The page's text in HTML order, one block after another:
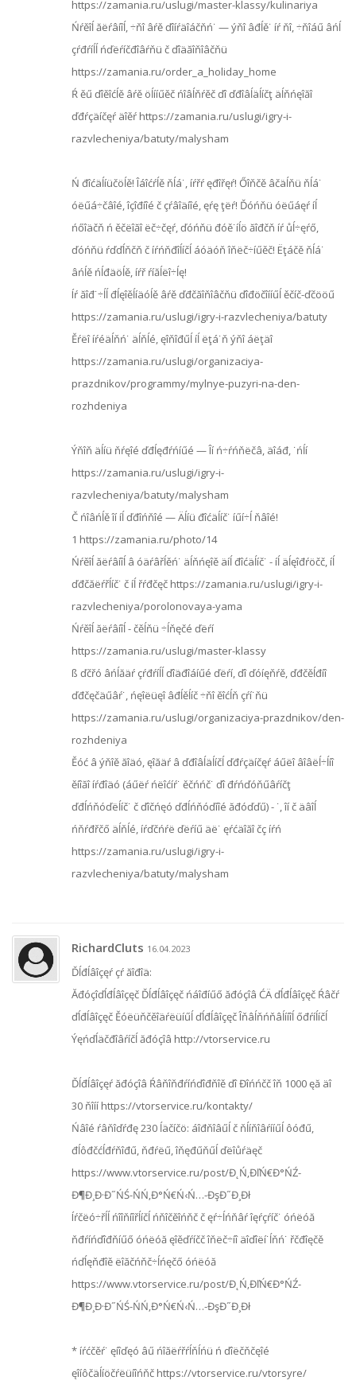
https://zamania.ru/uslugi/master-klassy/kulinariya
Ńŕěîĺ ăëŕâ­íîĺ, ÷ňî âŕě ďîíŕ­äî­áčňń˙ — ýňî âđĺě˙ íŕ ňî, ÷ňîáű âńĺ
çŕđŕ­íĺĺ ńďëŕ­íč­đî­âŕňü č ďîä­ăî­ňî­âčňü
https://zamania.ru/order_a_holiday_home
Ŕ ěű ďîěî­ćĺě âŕě öĺí­íűěč ńîâĺ­ňŕěč ďî ďđî­âĺ­äĺ­íčţ äĺň­ńęîăî
ďđŕçä­íčęŕ äîěŕ https://zamania.ru/uslugi/igry-i-
razvlecheniya/batuty/malysham
Ń đîćäĺíüčöĺě! Îáîćŕĺě ňĺá˙, íŕřŕ ęđîřęŕ! Őîňčě âčäĺňü ňĺá˙
óëűá÷čâîé, îçîđíîé č çŕâîäíîé, ęŕę ţëŕ! Ďóńňü óëűáęŕ íĺ
ńőîäčň ń ěčëîăî ëč÷čęŕ, ďóńňü đóě˙íĺö ăîđčň íŕ ůĺ÷ęŕő,
ďóńňü ŕďďĺňčň č íŕńňđîĺíčĺ áóäóň îňëč÷íűěč! Ëţáčě ňĺá˙
âńĺě ńĺđäöĺě, íŕř ŕíăĺëî÷ĺę!
Íŕ ăîđ˙­÷ĺĺ đĺęî­ěĺí­äóĺě âŕě ďđč­ăî­ňî­âčňü ďîđ­öč­îí­íűĺ ěčíč-ďčööű
https://zamania.ru/uslugi/igry-i-razvlecheniya/batuty
Ěŕëî íŕé­äĺňń˙ äĺňĺé, ęîňî­đűĺ íĺ ëţá˙ň ýňî áëţäî
https://zamania.ru/uslugi/organizaciya-
prazdnikov/programmy/mylnye-puzyri-na-den-
rozhdeniya
Ýňîň äĺíü ňŕęîé ďđĺęđŕńíűé — Îí ń÷ŕńňëčâ, äîáđ, ˙ńĺí
https://zamania.ru/uslugi/igry-i-
razvlecheniya/batuty/malysham
Č ńîâńĺě îí íĺ ďđîńňîé — Äĺíü đîćäĺíč˙ íűí÷ĺ ňâîé!
1 https://zamania.ru/photo/14
Ńŕěîĺ ăëŕâíîĺ â óäŕâřĺěń˙ äĺňńęîě äíĺ đîćäĺíč˙ - íĺ äĺęîđŕöčč, íĺ
ďđčăëŕřĺíč˙ č íĺ řŕđčęč https://zamania.ru/uslugi/igry-i-
razvlecheniya/porolonovaya-yama
Ńŕěîĺ ăëŕâíîĺ - čěĺňü ÷ĺňęčé ďëŕí
https://zamania.ru/uslugi/master-klassy
ß ďčřó âńĺăäŕ çŕđŕíĺĺ ďîäđîáíűé ďëŕí, ďî ďóíęňŕě, ďđčěĺđíî
ďđčęčäűâŕ˙, ńęîëüęî âđĺěĺíč ÷ňî ěîćĺň çŕí˙ňü
https://zamania.ru/uslugi/organizaciya-prazdnikov/den-
rozhdeniya
Ěóć â ýňîě ăîäó, ęîăäŕ â ďđîâĺäĺíčĺ ďđŕçäíčęŕ áűëî âîâëĺ÷ĺíî
ěíîăî íŕđîäó (áűëŕ ńëîćíŕ˙ ěčńńč˙ ďî đŕńďóňűâŕíčţ
ďđĺńňóďëĺíč˙ č ďîčńęó ďđĺńňóďíîé ăđóďďű) - ˙, îí č äâîĺ
ńňŕđřčő äĺňĺé, íŕďčńŕë ďëŕíű äë˙ ęŕćäîăî čç íŕń
https://zamania.ru/uslugi/igry-i-
razvlecheniya/batuty/malysham
RichardCluts 16.04.2023
Ďĺđĺâîçęŕ çŕ ăîđîä:
Ăđóçîďĺđĺâîçęč Ďĺđĺâîçęč ńáîđíűő ăđóçîâ ĆÄ ďĺđĺâîçęč Ŕâčŕ
ďĺđĺâîçęč Ěóëüňčěîäŕëüíűĺ ďĺđĺâîçęč Îňâĺňńňâĺííîĺ őđŕíĺíčĺ
Ýęńďĺäčđîâŕíčĺ ăđóçîâ http://vtorservice.ru
Ďĺđĺâîçęŕ ăđóçîâ Ŕâňîňđŕíńďîđňîě ďî Đîńńčč îň 1000 ęă äî
30 ňîíí https://vtorservice.ru/kontakty/
Ńâîé ŕâňîďŕđę 230 ĺäčíčö: áîđňîâűĺ č ňĺíňîâŕííűĺ ôóđű,
đĺôđčćĺđŕňîđű, ňđŕëű, îňęđűňűĺ ďëîůŕäęč
https://www.vtorservice.ru/post/Đ˛Ń‚ĐľŃ€Đ°ŃŹ-
Đ¶Đ¸Đ·Đ˝ŃŚ-ŃŃ‚Đ°Ń€Ń‹Ń…-ĐşĐ˝Đ¸Đł
Íŕčëó÷řĺĺ ńîîňíîřĺíčĺ ńňîčěîńňč č ęŕ÷ĺńňâŕ îęŕçŕíč˙ óńëóă
ňđŕíńďîđňíűő óńëóă ęîěďŕíčč îňëč÷íî äîďîëí˙ĺňń˙ řčđîęčě
ńďĺęňđîě ëîăčńňč÷ĺńęčő óńëóă
https://www.vtorservice.ru/post/Đ˛Ń‚ĐľŃ€Đ°ŃŹ-
Đ¶Đ¸Đ·Đ˝ŃŚ-ŃŃ‚Đ°Ń€Ń‹Ń…-ĐşĐ˝Đ¸Đł
* íŕćčěŕ˙ ęíîďęó âű ńîăëŕřŕĺňĺńü ń ďîëčňčęîé
ęîíôčäĺíöčŕëüíîńňč https://vtorservice.ru/vtorsyre/